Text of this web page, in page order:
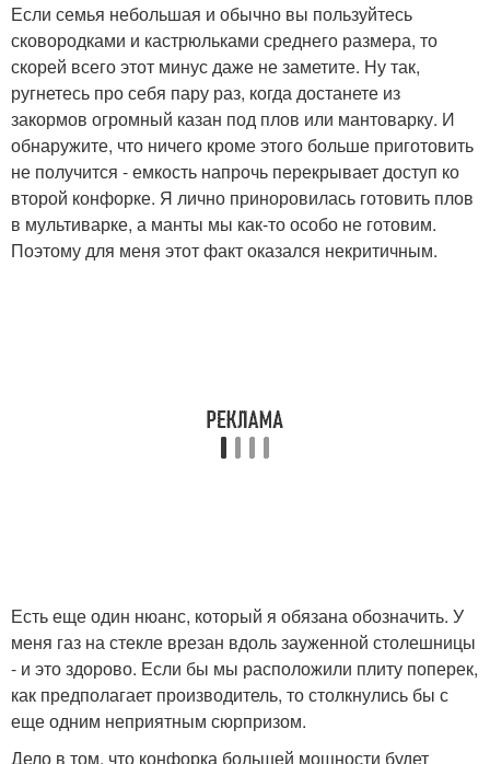
Если семья небольшая и обычно вы пользуйтесь
сковородками и кастрюльками среднего размера, то
скорей всего этот минус даже не заметите. Ну так,
ругнетесь про себя пару раз, когда достанете из
закормов огромный казан под плов или мантоварку. И
обнаружите, что ничего кроме этого больше приготовить
не получится - емкость напрочь перекрывает доступ ко
второй конфорке. Я лично приноровилась готовить плов
в мультиварке, а манты мы как-то особо не готовим.
Поэтому для меня этот факт оказался некритичным.
Есть еще один нюанс, который я обязана обозначить. У
меня газ на стекле врезан вдоль зауженной столешницы
- и это здорово. Если бы мы расположили плиту поперек,
как предполагает производитель, то столкнулись бы с
еще одним неприятным сюрпризом.
Дело в том, что конфорка большей мощности будет